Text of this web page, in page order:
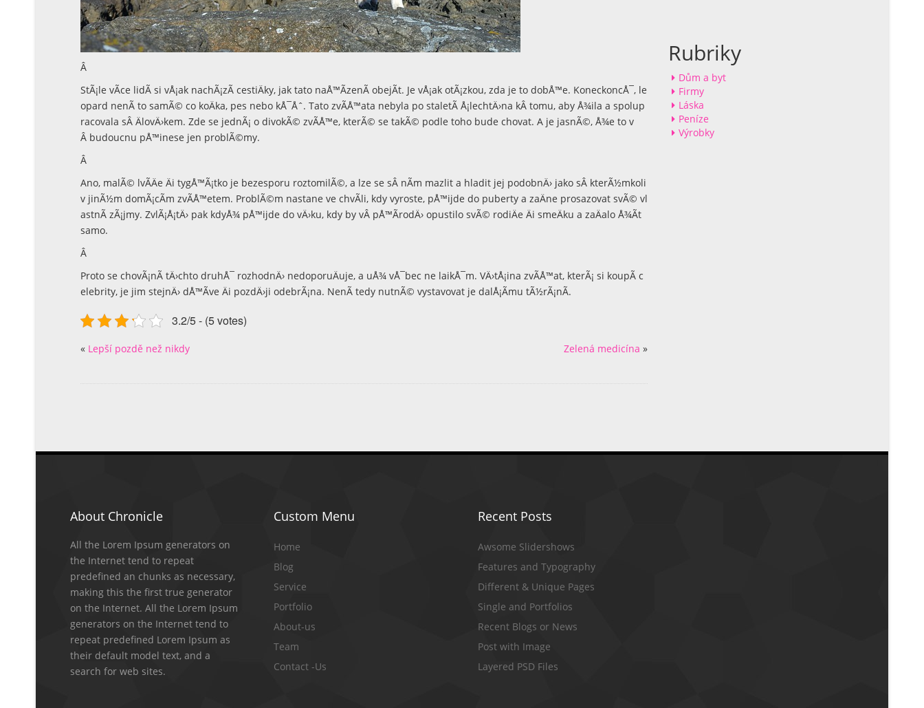
Â
StÃ¡le vÃ­ce lidÃ­ si vÅ¡ak nachÃ¡zÃ­ cestiÄky, jak tato naÅ™Ã­zenÃ­ obejÃ­t. Je vÅ¡ak otÃ¡zkou, zda je to dobÅ™e. KoneckoncÅ¯, le
opard nenÃ­ to samÃ© co koÄka, pes nebo kÅ¯Åˆ. Tato zvÃ­Å™ata nebyla po staletÃ­ Å¡lechtÄ›na kÂ tomu, aby Å¾ila a spolup
racovala sÂ ÄlovÄ›kem. Zde se jednÃ¡ o divokÃ© zvÃ­Å™e, kterÃ© se takÃ© podle toho bude chovat. A je jasnÃ©, Å¾e to v
Â budoucnu pÅ™inese jen problÃ©my.
Â
Ano, malÃ© lvÃ­Äe Äi tygÅ™Ã¡tko je bezesporu roztomilÃ©, a lze se sÂ nÃ­m mazlit a hladit jej podobnÄ› jako sÂ kterÃ½mkoli
v jinÃ½m domÃ¡cÃ­m zvÃ­Å™etem. ProblÃ©m nastane ve chvÃ­li, kdy vyroste, pÅ™ijde do puberty a zaÄne prosazovat svÃ© vl
astnÃ­ zÃ¡jmy. ZvlÃ¡Å¡tÄ› pak kdyÅ¾ pÅ™ijde do vÄ›ku, kdy by vÂ pÅ™Ã­rodÄ› opustilo svÃ© rodiÄe Äi smeÄku a zaÄalo Å¾Ã­t
samo.
Â
Proto se chovÃ¡nÃ­ tÄ›chto druhÅ¯ rozhodnÄ› nedoporuÄuje, a uÅ¾ vÅ¯bec ne laikÅ¯m. VÄ›tÅ¡ina zvÃ­Å™at, kterÃ¡ si koupÃ­ c
elebrity, je jim stejnÄ› dÅ™Ã­ve Äi pozdÄ›ji odebrÃ¡na. NenÃ­ tedy nutnÃ© vystavovat je dalÅ¡Ã­mu tÃ½rÃ¡nÃ­.
3.2/5 - (5 votes)
« Lepší pozdě než nikdy Zelená medicína »
Rubriky
Dům a byt
Firmy
Láska
Peníze
Výrobky
About Chronicle
All the Lorem Ipsum generators on
the Internet tend to repeat
predefined an chunks as necessary,
making this the first true generator
on the Internet. All the Lorem Ipsum
generators on the Internet tend to
repeat predefined Lorem Ipsum as
their default model text, and a
search for web sites.
Custom Menu
Home
Blog
Service
Portfolio
About-us
Team
Contact -Us
Recent Posts
Awsome Slidershows
Features and Typography
Different & Unique Pages
Single and Portfolios
Recent Blogs or News
Post with Image
Layered PSD Files